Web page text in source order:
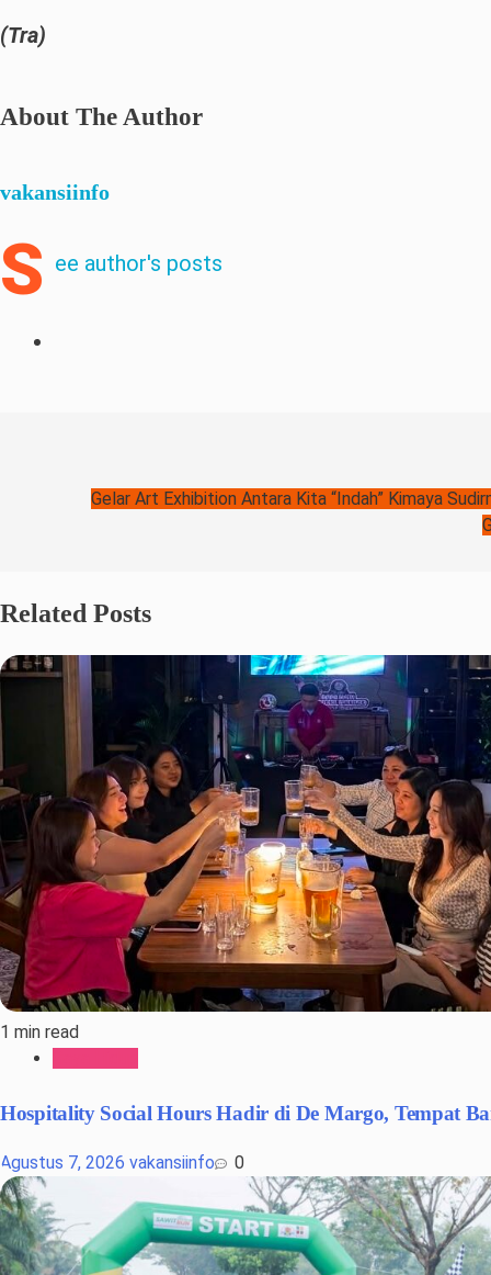
(Tra)
About The Author
vakansiinfo
S ee author's posts
Gelar Art Exhibition Antara Kita “Indah” Kimaya
Related Posts
1 min read
Hospitality Social Hours Hadir di De Margo, Tempat
Agustus 7, 2026 vakansiinfo 0